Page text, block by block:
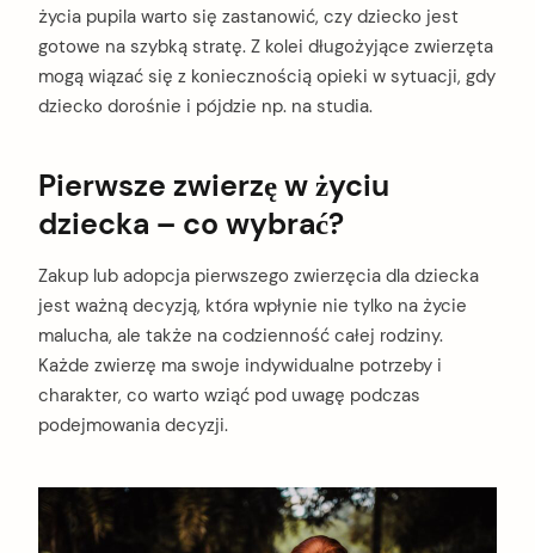
życia pupila warto się zastanowić, czy dziecko jest
gotowe na szybką stratę. Z kolei długożyjące zwierzęta
mogą wiązać się z koniecznością opieki w sytuacji, gdy
dziecko dorośnie i pójdzie np. na studia.
Pierwsze zwierzę w życiu
dziecka – co wybrać?
Zakup lub adopcja pierwszego zwierzęcia dla dziecka
jest ważną decyzją, która wpłynie nie tylko na życie
malucha, ale także na codzienność całej rodziny.
Każde zwierzę ma swoje indywidualne potrzeby i
charakter, co warto wziąć pod uwagę podczas
podejmowania decyzji.